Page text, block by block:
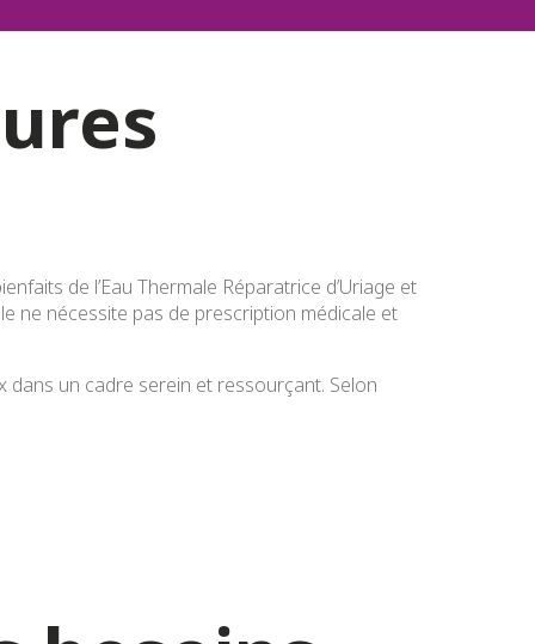
de l’Eau Thermale Réparatrice d’Uriage et
ne nécessite pas de prescription médicale et
dans un cadre serein et ressourçant. Selon